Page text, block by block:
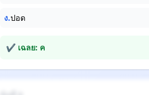
ง.ปอด
✔ เฉลย: ค